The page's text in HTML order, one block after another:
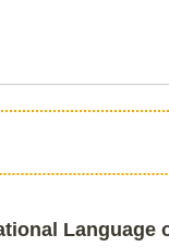
Language